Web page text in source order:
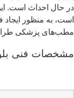
است، به منظور
مطب‌های پزشکی
مشخصات فنی